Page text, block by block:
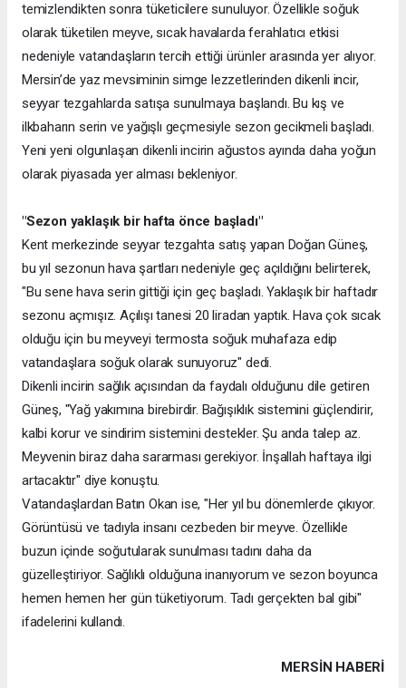
temizlendikten sonra tüketicilere sunuluyor. Özellikle soğuk
olarak tüketilen meyve, sıcak havalarda ferahlatıcı etkisi
nedeniyle vatandaşların tercih ettiği ürünler arasında yer alıyor.
Mersin’de yaz mevsiminin simge lezzetlerinden dikenli incir,
seyyar tezgahlarda satışa sunulmaya başlandı. Bu kış ve
ilkbaharın serin ve yağışlı geçmesiyle sezon gecikmeli başladı.
Yeni yeni olgunlaşan dikenli incirin ağustos ayında daha yoğun
olarak piyasada yer alması bekleniyor.
"Sezon yaklaşık bir hafta önce başladı"
Kent merkezinde seyyar tezgahta satış yapan Doğan Güneş,
bu yıl sezonun hava şartları nedeniyle geç açıldığını belirterek,
"Bu sene hava serin gittiği için geç başladı. Yaklaşık bir haftadır
sezonu açmışız. Açılışı tanesi 20 liradan yaptık. Hava çok sıcak
olduğu için bu meyveyi termosta soğuk muhafaza edip
vatandaşlara soğuk olarak sunuyoruz" dedi.
Dikenli incirin sağlık açısından da faydalı olduğunu dile getiren
Güneş, "Yağ yakımına birebirdir. Bağışıklık sistemini güçlendirir,
kalbi korur ve sindirim sistemini destekler. Şu anda talep az.
Meyvenin biraz daha sararması gerekiyor. İnşallah haftaya ilgi
artacaktır" diye konuştu.
Vatandaşlardan Batın Okan ise, "Her yıl bu dönemlerde çıkıyor.
Görüntüsü ve tadıyla insanı cezbeden bir meyve. Özellikle
buzun içinde soğutularak sunulması tadını daha da
güzelleştiriyor. Sağlıklı olduğuna inanıyorum ve sezon boyunca
hemen hemen her gün tüketiyorum. Tadı gerçekten bal gibi"
ifadelerini kullandı.
MERSIN HABERİ